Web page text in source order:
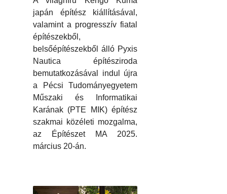
japán építész kiállításával,
valamint a progresszív fiatal
építészekből,
belsőépítészekből álló Pyxis
Nautica építésziroda
bemutatkozásával indul újra
a Pécsi Tudományegyetem
Műszaki és Informatikai
Karának (PTE MIK) építész
szakmai közéleti mozgalma,
az Építészet MA 2025.
március 20-án.